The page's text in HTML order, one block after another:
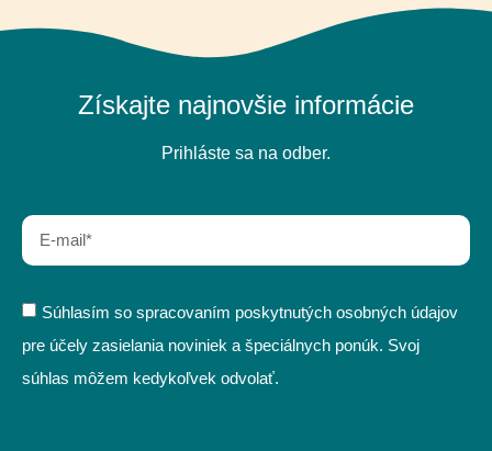
Získajte najnovšie informácie
Prihláste sa na odber.
Súhlasím so spracovaním poskytnutých osobných údajov
pre účely zasielania noviniek a špeciálnych ponúk. Svoj
súhlas môžem kedykoľvek odvolať.